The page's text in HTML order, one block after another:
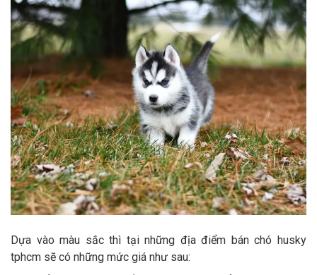
Dựa vào màu sắc thì tại những địa điểm bán chó husky
tphcm sẽ có những mức giá như sau: